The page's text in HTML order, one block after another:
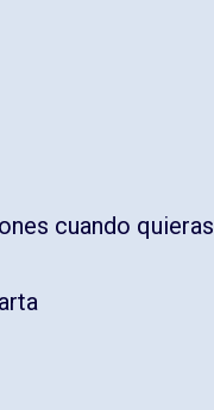
cuando quieras